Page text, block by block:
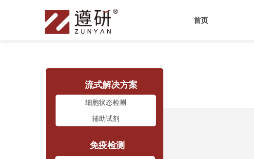
首页
流式解决方案
免疫检测
细胞状态检测
辅助试剂